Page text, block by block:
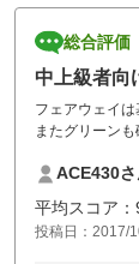
総合評価
中上級者向
フェアウェイ
またグリーン
うなブライン
乗り入れ不可
打つ→意図し
ないとカート
ACE430
平均スコア
投稿日：2017/